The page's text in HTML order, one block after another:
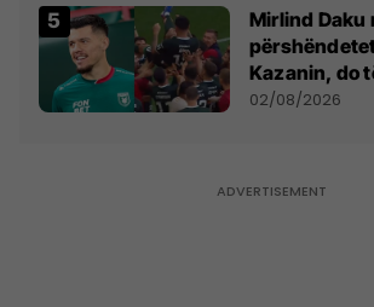
Mirlind Daku
Kazanin, do
miliona te
02/08/2026